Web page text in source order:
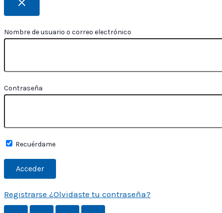
Nombre de usuario o correo electrónico
Contraseña
Recuérdame
Registrarse ¿Olvidaste tu contraseña?